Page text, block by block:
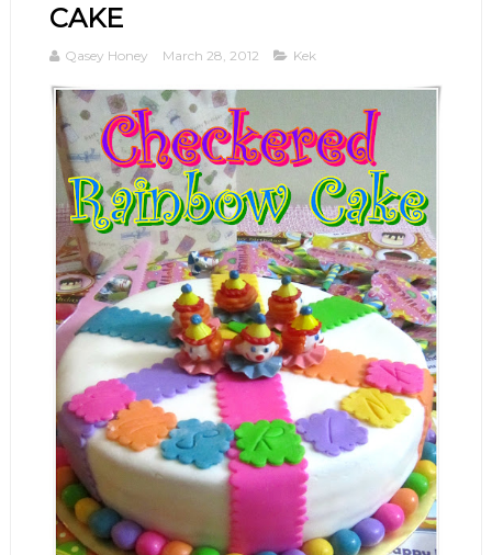
CAKE
Qasey Honey March 28, 2012 Kek